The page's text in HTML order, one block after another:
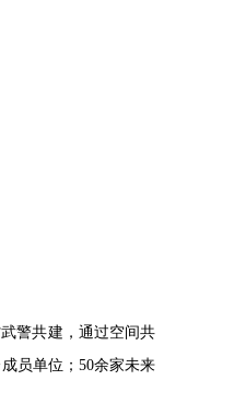
警共建，通过空间共
员单位；50余家未来